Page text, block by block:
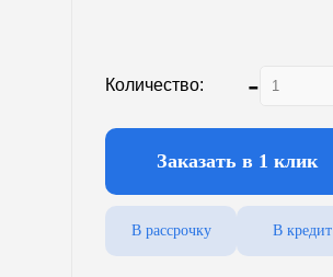
промышленный
Количество: -
Заказать в 1 клик
В рассрочку В кредит